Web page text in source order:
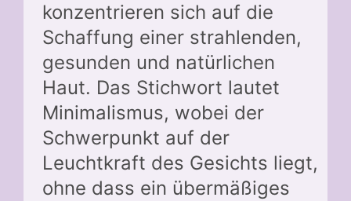
konzentrieren sich auf die
Schaffung einer strahlenden,
gesunden und natürlichen
Haut. Das Stichwort lautet
Minimalismus, wobei der
Schwerpunkt auf der
Leuchtkraft des Gesichts liegt,
ohne dass ein übermäßiges